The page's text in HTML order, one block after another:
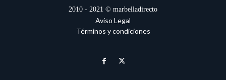
2010 - 2021 © marbelladirecto
Aviso Legal
Términos y condiciones